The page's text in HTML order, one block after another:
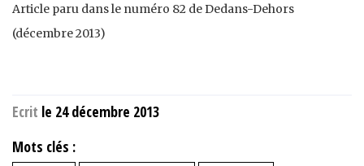
Article paru dans le numéro 82 de Dedans-Dehors
(décembre 2013)
Ecrit le 24 décembre 2013
Mots clés :